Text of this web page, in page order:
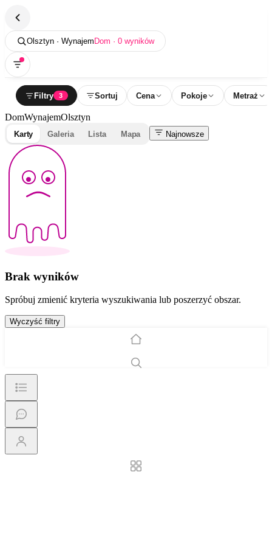
Olsztyn · Wynajem Dom · 0 wyników
Filtry 3 Sortuj Cena Pokoje Metraż
DomWynajemOlsztyn
Karty Galeria Lista Mapa Najnowsze
Brak wyników
Spróbuj zmienić kryteria wyszukiwania lub poszerzyć obszar.
Wyczyść filtry